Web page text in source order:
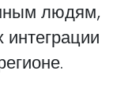
людям,
интеграции